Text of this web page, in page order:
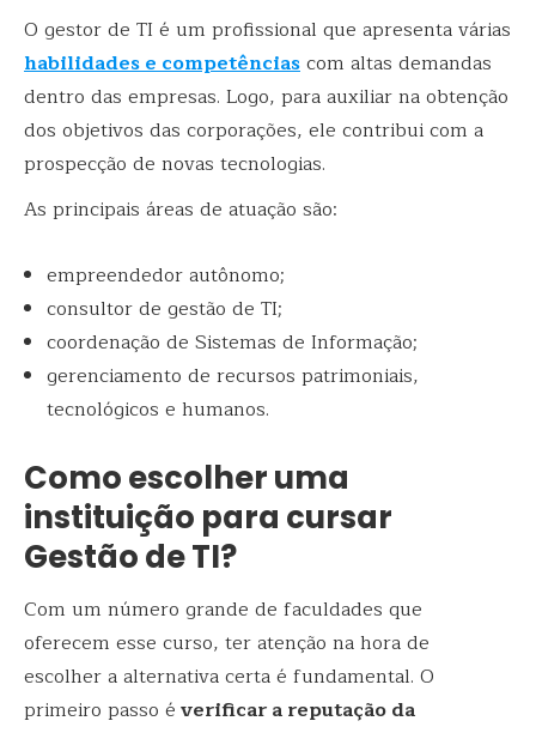
O gestor de TI é um profissional que apresenta várias
habilidades e competênciascom altas demandas
dentro das empresas. Logo, para auxiliar na obtenção
dos objetivos das corporações, ele contribui com a
prospecção de novas tecnologias.
As principais áreas de atuação são:
empreendedor autônomo;
consultor de gestão de TI;
coordenação de Sistemas de Informação;
gerenciamento de recursos patrimoniais,
tecnológicos e humanos.
Como escolher uma
instituição para cursar
Gestão de TI?
Com um número grande de faculdades que
oferecem esse curso, ter atenção na hora de
escolher a alternativa certa é fundamental. O
primeiro passo éverificar a reputação da